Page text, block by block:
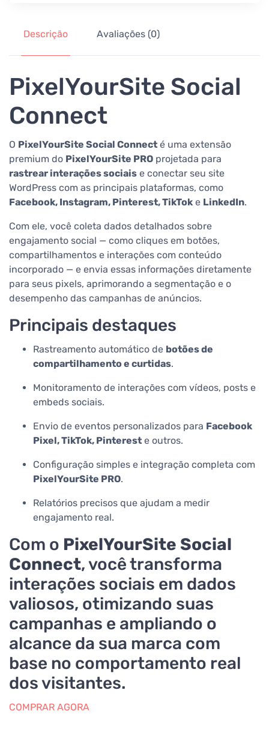
Descrição Avaliações (0)
PixelYourSite Social
Connect
O PixelYourSite Social Connect é uma extensão
premium do PixelYourSite PRO projetada para
rastrear interações sociais e conectar seu site
WordPress com as principais plataformas, como
Facebook, Instagram, Pinterest, TikTok e LinkedIn.
Com ele, você coleta dados detalhados sobre
engajamento social — como cliques em botões,
compartilhamentos e interações com conteúdo
incorporado — e envia essas informações diretamente
para seus pixels, aprimorando a segmentação e o
desempenho das campanhas de anúncios.
Principais destaques
Rastreamento automático de botões de
compartilhamento e curtidas.
Monitoramento de interações com vídeos, posts e
embeds sociais.
Envio de eventos personalizados para Facebook
Pixel, TikTok, Pinterest e outros.
Configuração simples e integração completa com
PixelYourSite PRO.
Relatórios precisos que ajudam a medir
engajamento real.
Com o PixelYourSite Social
Connect, você transforma
interações sociais em dados
valiosos, otimizando suas
campanhas e ampliando o
alcance da sua marca com
base no comportamento real
dos visitantes.
COMPRAR AGORA